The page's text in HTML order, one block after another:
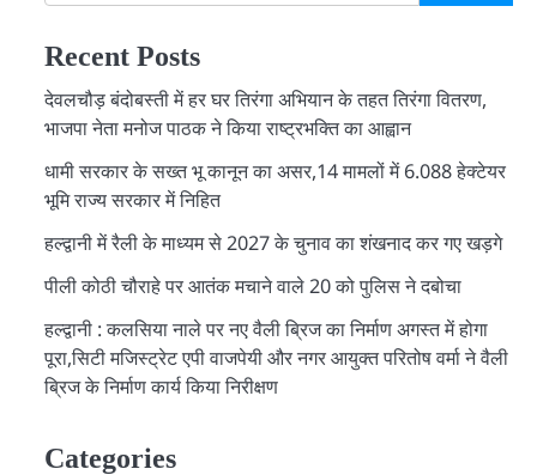
Recent Posts
देवलचौड़ बंदोबस्ती में हर घर तिरंगा अभियान के तहत तिरंगा वितरण,
भाजपा नेता मनोज पाठक ने किया राष्ट्रभक्ति का आह्वान
धामी सरकार के सख्त भू कानून का असर,14 मामलों में 6.088 हेक्टेयर
भूमि राज्य सरकार में निहित
हल्द्वानी में रैली के माध्यम से 2027 के चुनाव का शंखनाद कर गए खड़गे
पीली कोठी चौराहे पर आतंक मचाने वाले 20 को पुलिस ने दबोचा
हल्द्वानी : कलसिया नाले पर नए वैली ब्रिज का निर्माण अगस्त में होगा
पूरा,सिटी मजिस्ट्रेट एपी वाजपेयी और नगर आयुक्त परितोष वर्मा ने वैली
ब्रिज के निर्माण कार्य किया निरीक्षण
Categories